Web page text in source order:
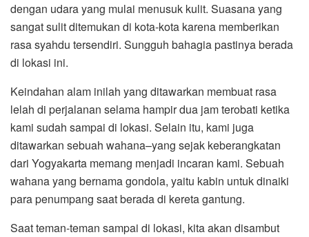
dengan udara yang mulai menusuk kulit. Suasana yang
sangat sulit ditemukan di kota-kota karena memberikan
rasa syahdu tersendiri. Sungguh bahagia pastinya berada
di lokasi ini.
Keindahan alam inilah yang ditawarkan membuat rasa
lelah di perjalanan selama hampir dua jam terobati ketika
kami sudah sampai di lokasi. Selain itu, kami juga
ditawarkan sebuah wahana–yang sejak keberangkatan
dari Yogyakarta memang menjadi incaran kami. Sebuah
wahana yang bernama gondola, yaitu kabin untuk dinaiki
para penumpang saat berada di kereta gantung.
Saat teman-teman sampai di lokasi, kita akan disambut